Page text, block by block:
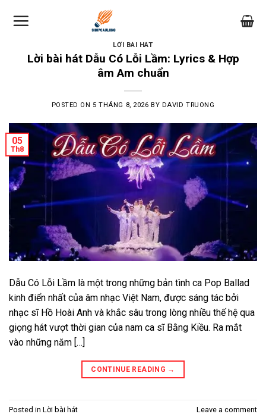
LỜI BÀI HÁT
Lời bài hát Dẫu Có Lỗi Lầm: Lyrics & Hợp
âm Am chuẩn
POSTED ON 5 THÁNG 8, 2026 BY DAVID TRUONG
05
Th8
Dẫu Có Lỗi Lầm là một trong những bản tình ca Pop Ballad
kinh điển nhất của âm nhạc Việt Nam, được sáng tác bởi
nhạc sĩ Hồ Hoài Anh và khắc sâu trong lòng nhiều thế hệ qua
giọng hát vượt thời gian của nam ca sĩ Bằng Kiều. Ra mắt
vào những năm […]
CONTINUE READING →
Posted in Lời bài hát Leave a comment